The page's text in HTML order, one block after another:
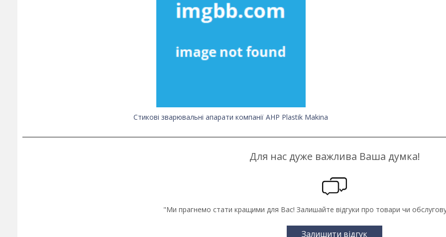
Стикові зварювальні апарати компанії AHP Plastik Makina
Для нас дуже важлива Ваша думка!
"Ми прагнемо стати кращими для Вас! Залишайте відгуки про товари чи
Залишити відгук